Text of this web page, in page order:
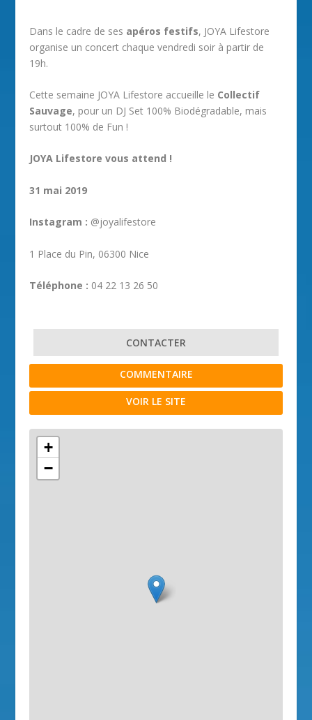
Dans le cadre de ses apéros festifs, JOYA Lifestore
organise un concert chaque vendredi soir à partir de
19h.
Cette semaine JOYA Lifestore accueille le Collectif
Sauvage, pour un DJ Set 100% Biodégradable, mais
surtout 100% de Fun !
JOYA Lifestore vous attend !
31 mai 2019
Instagram : @joyalifestore
1 Place du Pin, 06300 Nice
Téléphone : 04 22 13 26 50
CONTACTER
COMMENTAIRE
VOIR LE SITE
+
−